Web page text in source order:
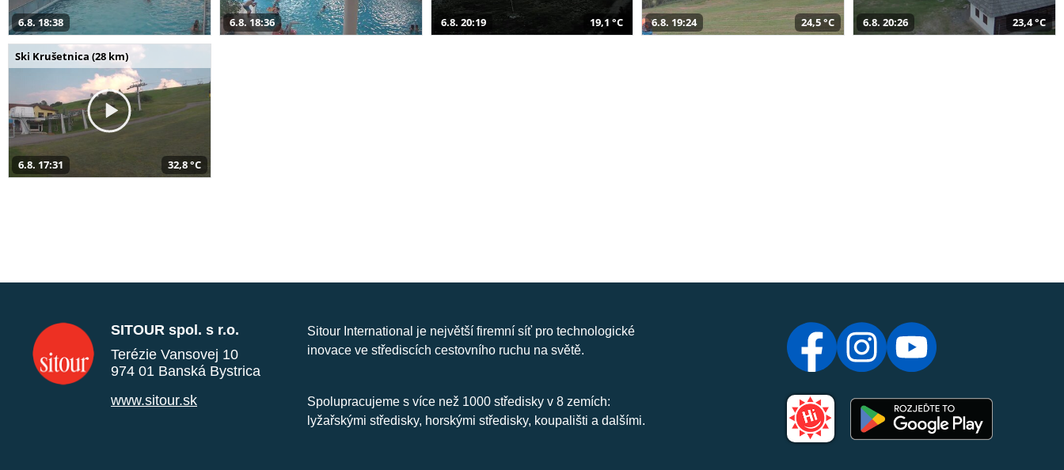
6.8. 18:38 6.8. 18:36 6.8. 20:19 19,1 °C 6.8. 19:24 24,5 °C 6.8. 20:26 23,4 °C
Ski Krušetnica (28 km)
6.8. 17:31 32,8 °C
SITOUR spol. s r.o.
Terézie Vansovej 10
974 01 Banská Bystrica
www.sitour.sk
Sitour International je největší firemní síť pro technologické
inovace ve střediscích cestovního ruchu na světě.
Spolupracujeme s více než 1000 středisky v 8 zemích:
lyžařskými středisky, horskými středisky, koupališti a dalšími.